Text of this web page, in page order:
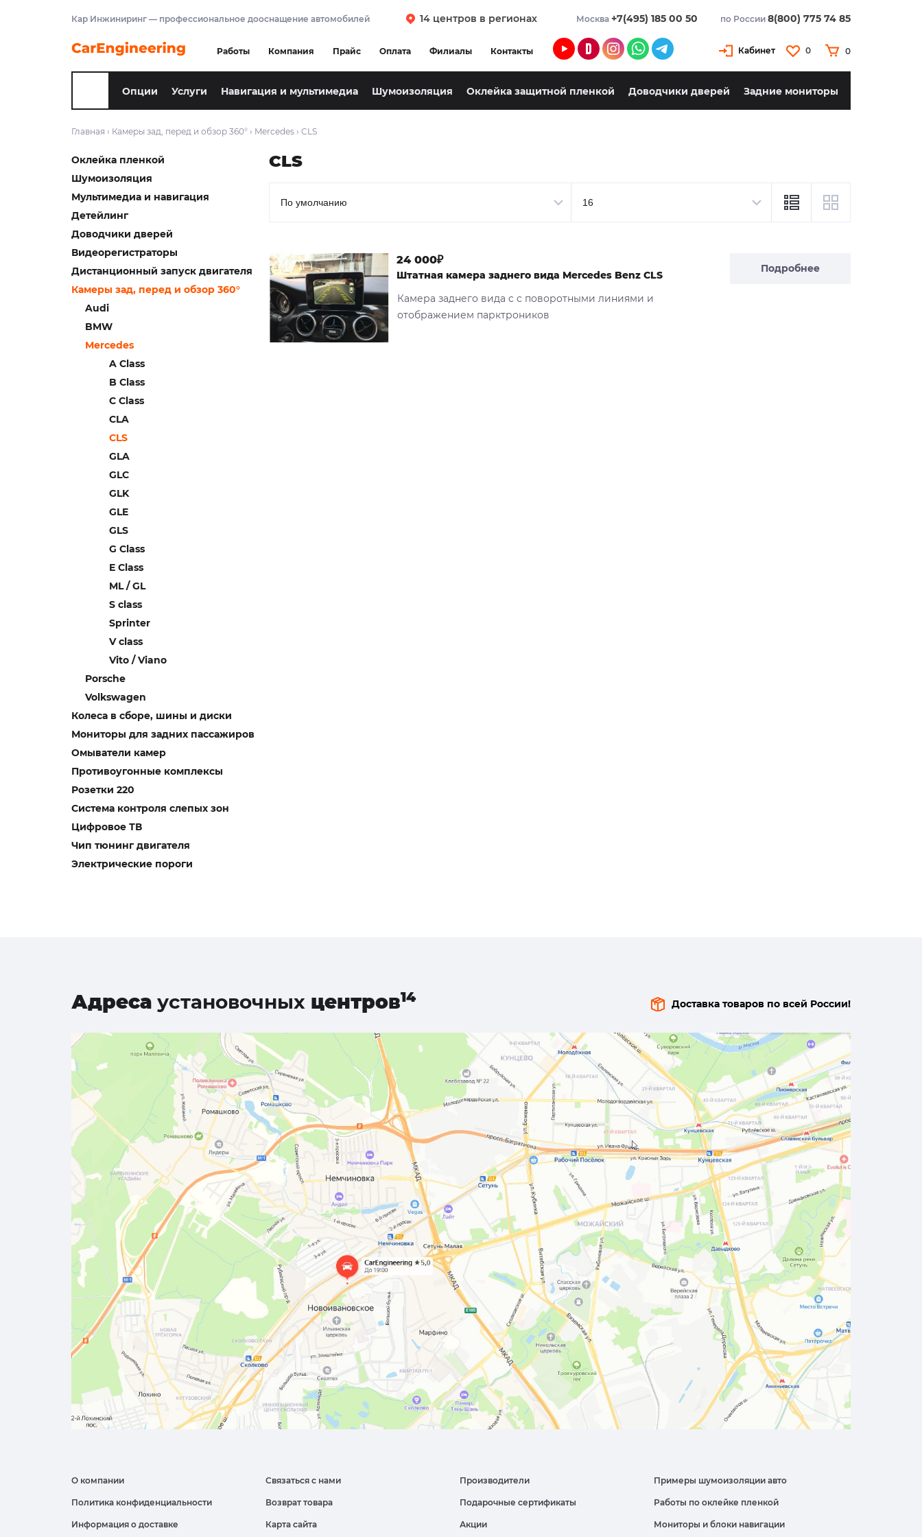
Кар Инжиниринг — профессиональное дооснащение автомобилей 14 центров в регионах Москва +7(495) 185 00 50 по России 8(800) 775 74 85
Работы Компания Прайс Оплата Филиалы Контакты Кабинет 0 0
Опции Услуги Навигация и мультимедиа Шумоизоляция Оклейка защитной пленкой Доводчики дверей Задние мониторы
Главная › Камеры зад, перед и обзор 360° › Mercedes › CLS
Оклейка пленкой
Шумоизоляция
Мультимедиа и навигация
Детейлинг
Доводчики дверей
Видеорегистраторы
Дистанционный запуск двигателя
Камеры зад, перед и обзор 360°
Audi
BMW
Mercedes
A Class
B Class
C Class
CLA
CLS
GLA
GLC
GLK
GLE
GLS
G Class
E Class
ML / GL
S class
Sprinter
V class
Vito / Viano
Porsche
Volkswagen
Колеса в сборе, шины и диски
Мониторы для задних пассажиров
Омыватели камер
Противоугонные комплексы
Розетки 220
Система контроля слепых зон
Цифровое ТВ
Чип тюнинг двигателя
Электрические пороги
CLS
Подробнее
24 000₽
Штатная камера заднего вида Mercedes Benz CLS
Камера заднего вида c с поворотными линиями и
отображением парктроников
Адреса установочных центров Доставка товаров по всей России!
О компании
Политика конфиденциальности
Информация о доставке
Связаться с нами
Возврат товара
Карта сайта
Производители
Подарочные сертификаты
Акции
Примеры шумоизоляции авто
Работы по оклейке пленкой
Мониторы и блоки навигации